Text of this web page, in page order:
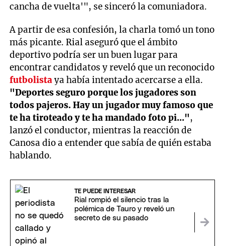
cancha de vuelta'", se sinceró la comuniadora.
A partir de esa confesión, la charla tomó un tono
más picante. Rial aseguró que el ámbito
deportivo podría ser un buen lugar para
encontrar candidatos y reveló que un reconocido
futbolistaya había intentado acercarse a ella.
"Deportes seguro porque los jugadores son
todos pajeros. Hay un jugador muy famoso que
te ha tiroteado y te ha mandado foto pi...",
lanzó el conductor, mientras la reacción de
Canosa dio a entender que sabía de quién estaba
hablando.
TE PUEDE INTERESAR
Rial rompió el silencio tras la
polémica de Tauro y reveló un
secreto de su pasado